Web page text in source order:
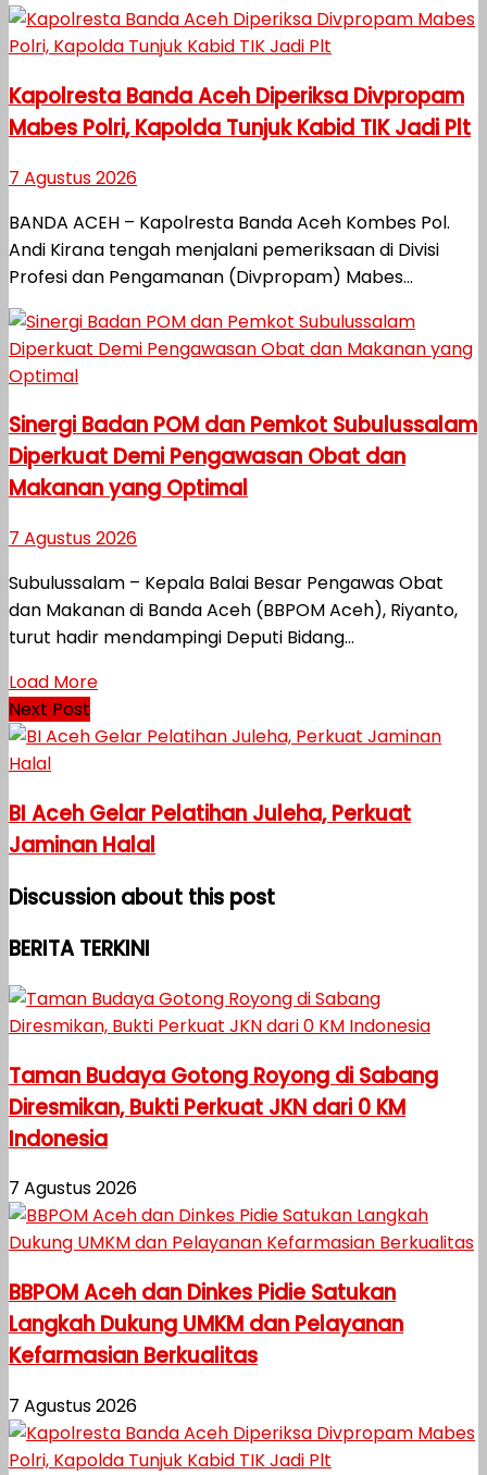
Kapolresta Banda Aceh Diperiksa Divpropam
Mabes Polri, Kapolda Tunjuk Kabid TIK Jadi Plt
7 Agustus 2026
BANDA ACEH – Kapolresta Banda Aceh Kombes Pol.
Andi Kirana tengah menjalani pemeriksaan di Divisi
Profesi dan Pengamanan (Divpropam) Mabes...
Sinergi Badan POM dan Pemkot Subulussalam
Diperkuat Demi Pengawasan Obat dan
Makanan yang Optimal
7 Agustus 2026
Subulussalam – Kepala Balai Besar Pengawas Obat
dan Makanan di Banda Aceh (BBPOM Aceh), Riyanto,
turut hadir mendampingi Deputi Bidang...
Load More
Next Post
BI Aceh Gelar Pelatihan Juleha, Perkuat
Jaminan Halal
Discussion about this post
BERITA TERKINI
Taman Budaya Gotong Royong di Sabang
Diresmikan, Bukti Perkuat JKN dari 0 KM
Indonesia
7 Agustus 2026
BBPOM Aceh dan Dinkes Pidie Satukan
Langkah Dukung UMKM dan Pelayanan
Kefarmasian Berkualitas
7 Agustus 2026